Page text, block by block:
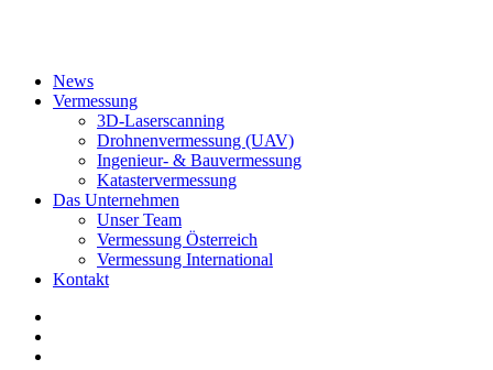
News
Vermessung
3D-Laserscanning
Drohnenvermessung (UAV)
Ingenieur- & Bauvermessung
Katastervermessung
Das Unternehmen
Unser Team
Vermessung Österreich
Vermessung International
Kontakt